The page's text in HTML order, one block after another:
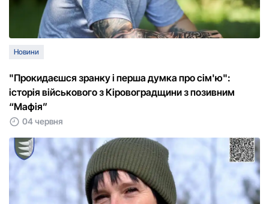
Новини
"Прокидаєшся зранку і перша думка про сім'ю":
історія військового з Кіровоградщини з позивним
“Мафія”
04 червня